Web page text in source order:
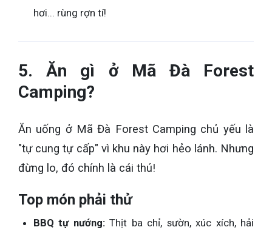
hơi... rùng rợn tí!
5. Ăn gì ở Mã Đà Forest
Camping?
Ăn uống ở Mã Đà Forest Camping chủ yếu là
"tự cung tự cấp" vì khu này hơi hẻo lánh. Nhưng
đừng lo, đó chính là cái thú!
Top món phải thử
BBQ tự nướng:Thịt ba chỉ, sườn, xúc xích, hải